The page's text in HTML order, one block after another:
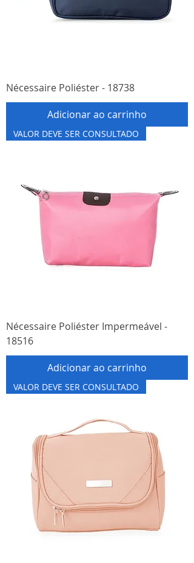
Nécessaire Poliéster - 18738
Adicionar ao carrinho
VALOR DEVE SER CONSULTADO
Nécessaire Poliéster Impermeável -
18516
Adicionar ao carrinho
VALOR DEVE SER CONSULTADO